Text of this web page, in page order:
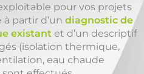
pour vos projets
à partir d’un diagnostic de
existant et d’un descriptif
(isolation thermique,
eau chaude